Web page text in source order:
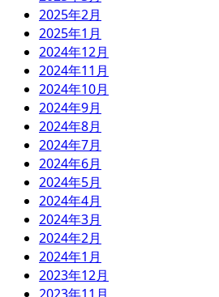
2025年2月
2025年1月
2024年12月
2024年11月
2024年10月
2024年9月
2024年8月
2024年7月
2024年6月
2024年5月
2024年4月
2024年3月
2024年2月
2024年1月
2023年12月